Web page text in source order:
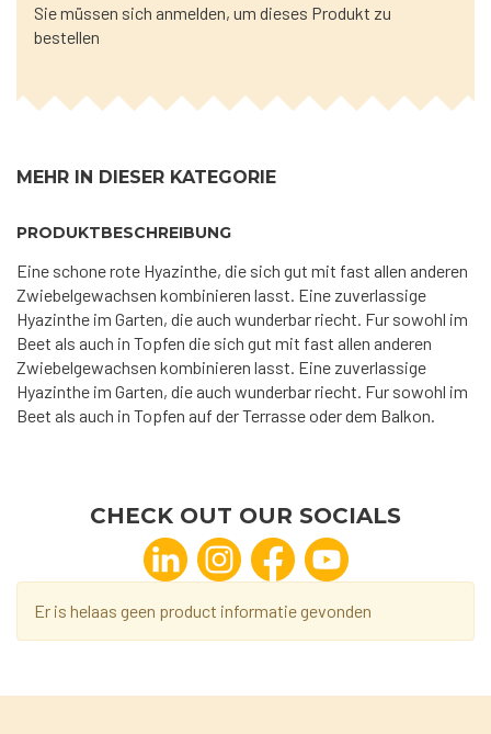
Sie müssen sich anmelden, um dieses Produkt zu
bestellen
MEHR IN DIESER KATEGORIE
PRODUKTBESCHREIBUNG
Eine schone rote Hyazinthe, die sich gut mit fast allen anderen
Zwiebelgewachsen kombinieren lasst. Eine zuverlassige
Hyazinthe im Garten, die auch wunderbar riecht. Fur sowohl im
Beet als auch in Topfen die sich gut mit fast allen anderen
Zwiebelgewachsen kombinieren lasst. Eine zuverlassige
Hyazinthe im Garten, die auch wunderbar riecht. Fur sowohl im
Beet als auch in Topfen auf der Terrasse oder dem Balkon.
CHECK OUT OUR SOCIALS
Er is helaas geen product informatie gevonden